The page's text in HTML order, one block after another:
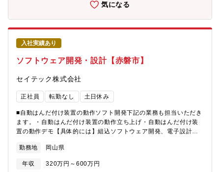
衝 などーーーーーーーーーーーーーーーーーーー◆工場を動か
す司令塔を設計する仕事（生産設備はライン全体を止めずに動か
すことが最重要）・PLC制御、シーケンス制御の設計・モータ
ー、センサー、インバータなどの統合制御・生産ライン全体の動
作ロジック設計 『機械ではなく工場の動きそのものを設計』
◆量産を成立させる設計＝安定稼働がミッションです（プラント
系よりも止めない、ムダを減らすが重要）・サイクルタイム短
縮・稼働率改善（ダウンタイム削減）・トラブル時のフェールセ
ーフ設計 『速く、止まらず、安全に動く仕組みをつくる』◆オ
ーダーメイド設備で毎回違う設計課題（同社の生産設備はカスタ
ム対応が基本）・顧客ごとの製造条件に合わせた設計・標準化さ
れていない課題解決型設計・装置単体ではなくライン全体を設計
◆機械、制御、現場がつながる一体型エンジニアリング・設計⇒
製作⇒試運転⇒現地調整まで関与・不具合を現場で検証し設計に
げる設計職』◆生産技術に近い改善エンジニアとしての価値（単
案・ロボット、搬送、搬入制御の最適化・工程設計に関わるケー
気になる
入社実績あり
ソフトウェア開発・設計【赤磐市】
セイテック株式会社
正社員 転勤なし 土日休み
■自動はんだ付け装置の動作ソフト開発下記の業務も担当いただき
ます。・自動はんだ付け装置の動作立ち上げ・自動はんだ付け装
置の動作デモ【具体的には】組込ソフトウェア開発、電子設計使
ルアップのためのバックアップ体制は整っています。
勤務地 岡山県
年収 320万円～600万円